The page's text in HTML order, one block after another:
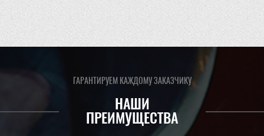
ГАРАНТИРУЕМ КАЖДОМУ ЗАКАЗЧИКУ
НАШИ
ПРЕИМУЩЕСТВА